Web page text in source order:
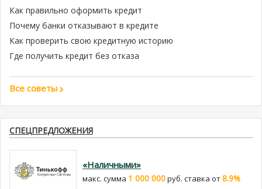
Как правильно оформить кредит
Почему банки отказывают в кредите
Как проверить свою кредитную историю
Где получить кредит без отказа
Все советы
СПЕЦПРЕДЛОЖЕНИЯ
«Наличными»
макс. сумма 1 000 000руб. cтавка от8.9%